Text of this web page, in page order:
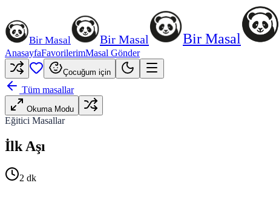
Bir Masal Bir Masal Bir Masal
AnasayfaFavorilerimMasal Gönder
Çocuğum için
Tüm masallar
Okuma Modu
Eğitici Masallar
İlk Aşı
2 dk